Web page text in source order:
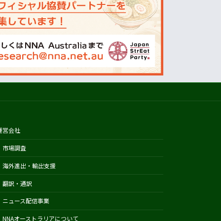
オーストラリアの天気(BOM)
ニュージーランドの天気(MetService)
プライスチェック
ウールワース
コールズ
アルディ
その他
Austrade
Japan External Trade Organization
(JETRO)
Biosecurity Import Conditions
営会社
市場調査
海外進出・輸出支援
翻訳・通訳
ニュース配信事業
NNAオーストラリアについて